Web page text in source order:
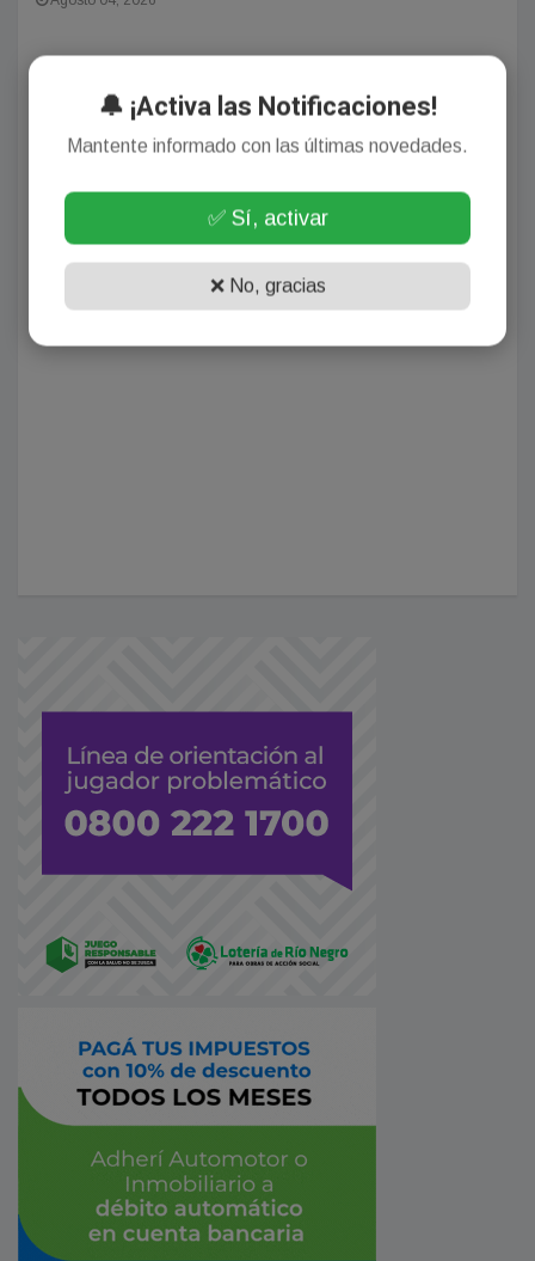
🔔 ¡Activa las Notificaciones!
Mantente informado con las últimas novedades.
✅ Sí, activar
❌ No, gracias